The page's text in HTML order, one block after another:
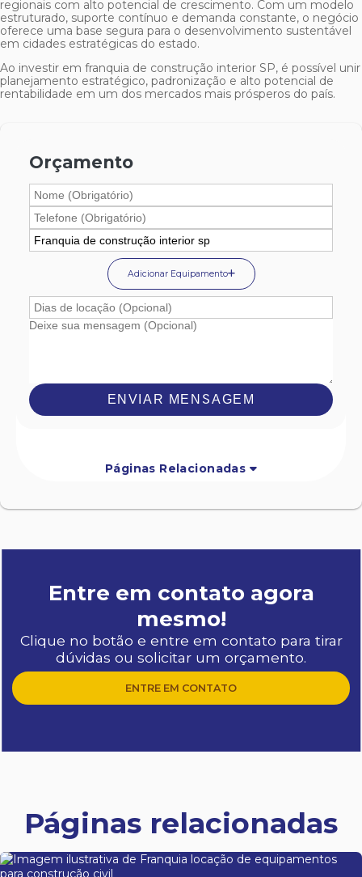
regionais com alto potencial de crescimento. Com um modelo
estruturado, suporte contínuo e demanda constante, o negócio
oferece uma base segura para o desenvolvimento sustentável
em cidades estratégicas do estado.
Ao investir em franquia de construção interior SP, é possível unir
planejamento estratégico, padronização e alto potencial de
rentabilidade em um dos mercados mais prósperos do país.
Orçamento
Adicionar Equipamento
ENVIAR MENSAGEM
Páginas Relacionadas
Entre em contato agora
mesmo!
Clique no botão e entre em contato para tirar
dúvidas ou solicitar um orçamento.
ENTRE EM CONTATO
Páginas relacionadas